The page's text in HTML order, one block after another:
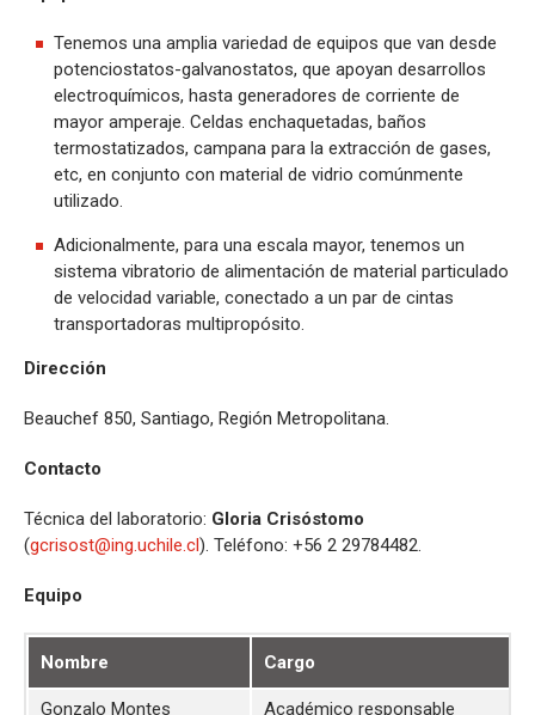
Tenemos una amplia variedad de equipos que van desde
potenciostatos-galvanostatos, que apoyan desarrollos
electroquímicos, hasta generadores de corriente de
mayor amperaje. Celdas enchaquetadas, baños
termostatizados, campana para la extracción de gases,
etc, en conjunto con material de vidrio comúnmente
utilizado.
Adicionalmente, para una escala mayor, tenemos un
sistema vibratorio de alimentación de material particulado
de velocidad variable, conectado a un par de cintas
transportadoras multipropósito.
Dirección
Beauchef 850, Santiago, Región Metropolitana.
Contacto
Técnica del laboratorio: Gloria Crisóstomo
(gcrisost@ing.uchile.cl). Teléfono: +56 2 29784482.
Equipo
Nombre Cargo
Gonzalo Montes Académico responsable